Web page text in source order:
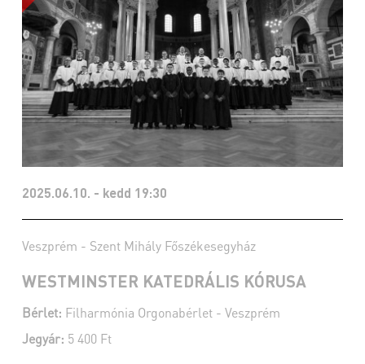
2025.06.10. - kedd 19:30
Veszprém - Szent Mihály Főszékesegyház
WESTMINSTER KATEDRÁLIS KÓRUSA
Bérlet: Filharmónia Orgonabérlet - Veszprém
Jegyár: 5 400 Ft